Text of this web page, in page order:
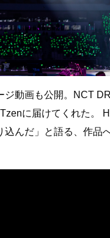
ジ動画も公開。NCT
に届けてくれた。
んだ」と語る、作品